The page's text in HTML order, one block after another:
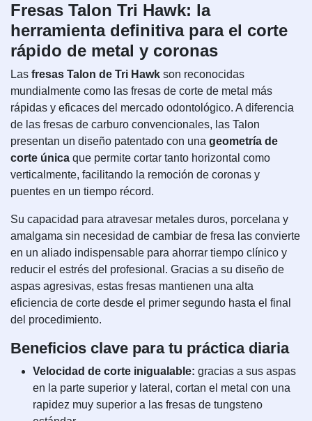
Fresas Talon Tri Hawk: la
herramienta definitiva para el corte
rápido de metal y coronas
Las fresas Talon de Tri Hawk son reconocidas
mundialmente como las fresas de corte de metal más
rápidas y eficaces del mercado odontológico. A diferencia
de las fresas de carburo convencionales, las Talon
presentan un diseño patentado con una geometría de
corte única que permite cortar tanto horizontal como
verticalmente, facilitando la remoción de coronas y
puentes en un tiempo récord.
Su capacidad para atravesar metales duros, porcelana y
amalgama sin necesidad de cambiar de fresa las convierte
en un aliado indispensable para ahorrar tiempo clínico y
reducir el estrés del profesional. Gracias a su diseño de
aspas agresivas, estas fresas mantienen una alta
eficiencia de corte desde el primer segundo hasta el final
del procedimiento.
Beneficios clave para tu práctica diaria
Velocidad de corte inigualable: gracias a sus aspas
en la parte superior y lateral, cortan el metal con una
rapidez muy superior a las fresas de tungsteno